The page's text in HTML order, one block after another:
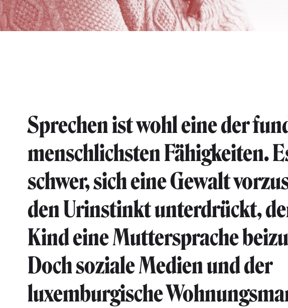
Sprechen ist wohl eine der
menschlichsten Fähigkeiten.
schwer, sich eine Gewalt
den Urinstinkt unterdrückt,
Kind eine Muttersprache
Doch soziale Medien und der
luxemburgische